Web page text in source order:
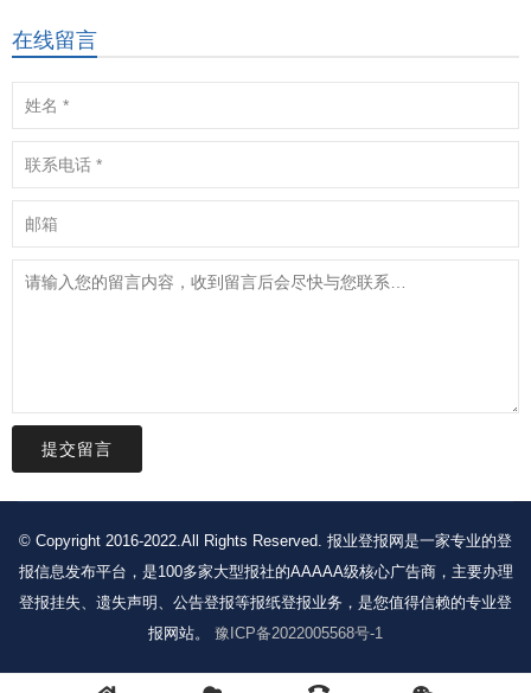
在线留言
提交留言
© Copyright 2016-2022.All Rights Reserved. 报业登报网是一家专业的登
报信息发布平台，是100多家大型报社的AAAAA级核心广告商，主要办理
登报挂失、遗失声明、公告登报等报纸登报业务，是您值得信赖的专业登
报网站。 豫ICP备2022005568号-1